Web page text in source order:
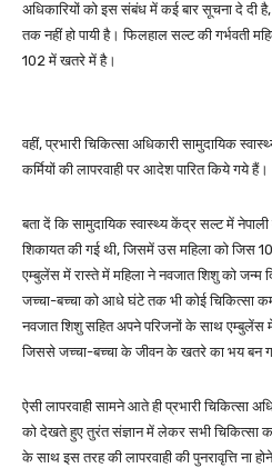
अधिकारियों को इस संबंध में कई बार सूचना दे दी
तक नहीं हो पायी है। फिलहाल सल्ट की गर्भवती
102 में खतरे में है।
वहीं, प्रभारी चिकित्सा अधिकारी सामुदायिक
कर्मियों की लापरवाही पर आदेश पारित किये गये हैं।
बता दें कि सामुदायिक स्वास्थ्य केंद्र सल्ट में नेपाली
शिकायत की गई थी, जिसमें उस महिला को जिस
एम्बुलेंस में रास्ते में महिला ने नवजात शिशु को जन्म
जच्चा-बच्चा को आधे घंटे तक भी कोई चिकित्सा
नवजात शिशु सहित अपने परिजनों के साथ एम्बुलेंस
जिससे जच्चा-बच्चा के जीवन के खतरे का भय बन
ऐसी लापरवाही सामने आते ही प्रभारी चिकित्सा
को देखते हुए तुरंत संज्ञान में लेकर सभी चिकित्सा
के साथ इस तरह की लापरवाही की पुनरावृत्ति ना